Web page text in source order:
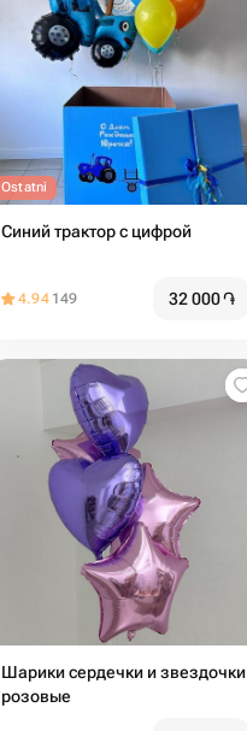
Ostatni
Синий трактор с цифрой
4.94 149 32 000֏
Шарики сердечки и звездочки
розовые